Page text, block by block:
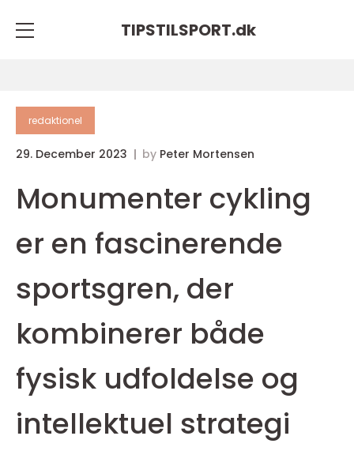
TIPSTILSPORT.dk
redaktionel
29. December 2023 by Peter Mortensen
Monumenter cykling
er en fascinerende
sportsgren, der
kombinerer både
fysisk udfoldelse og
intellektuel strategi